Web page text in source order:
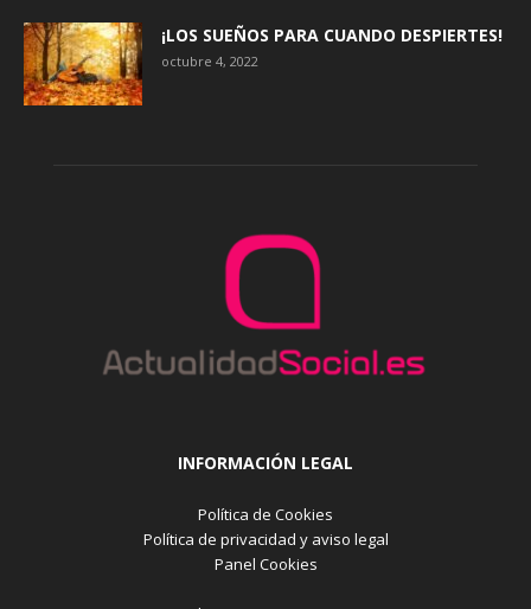
¡LOS SUEÑOS PARA CUANDO DESPIERTES!
octubre 4, 2022
INFORMACIÓN LEGAL
Política de Cookies
Política de privacidad y aviso legal
Panel Cookies